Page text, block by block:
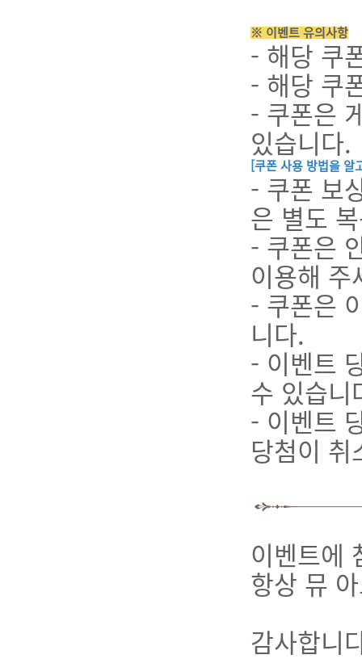
※ 이벤트 유의사항
- 해당 쿠
- 해당 쿠
- 쿠폰은
있습니다.
[쿠폰 사용 방법을 알
- 쿠폰 보
은 별도
- 쿠폰은
이용해 주
- 쿠폰은
니다.
- 이벤트
수 있습니
- 이벤트
당첨이
이벤트에
항상 뮤
감사합니